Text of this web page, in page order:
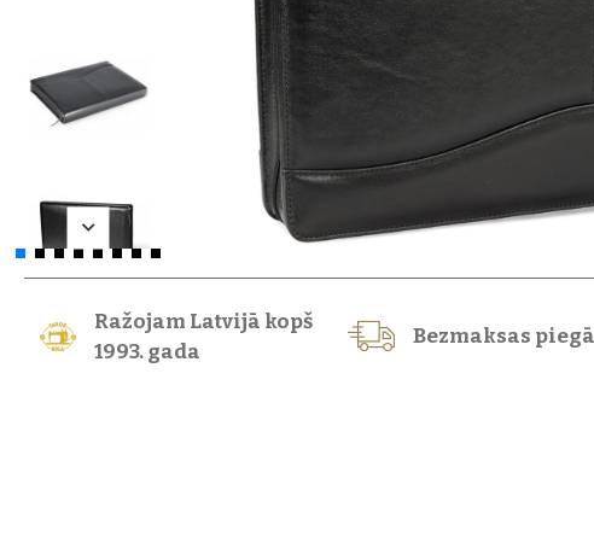
Ražojam Latvijā kopš
1993. gada
Bezmaksas